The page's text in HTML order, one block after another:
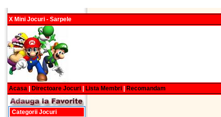
X Mini Jocuri - Sarpele
Acasa Directoare Jocuri Lista Membri Recomandam
Categorii Jocuri